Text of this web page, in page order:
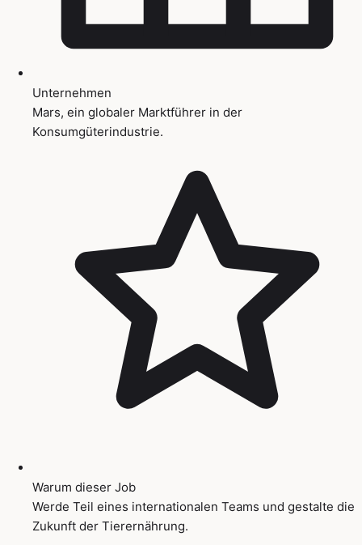
Unternehmen
Mars, ein globaler Marktführer in der
Konsumgüterindustrie.
Warum dieser Job
Werde Teil eines internationalen Teams und gestalte die
Zukunft der Tierernährung.